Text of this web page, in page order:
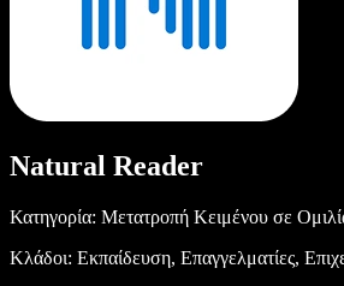
Natural Reader
Κατηγορία: Μετατροπή Κειμένου σε
Κλάδοι: Εκπαίδευση, Επαγγελματίες,